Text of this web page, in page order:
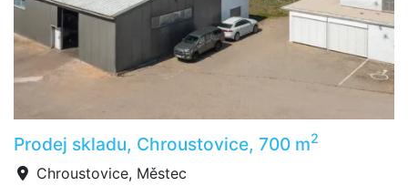
Prodej skladu, Chroustovice, 700 m2
Chroustovice, Městec